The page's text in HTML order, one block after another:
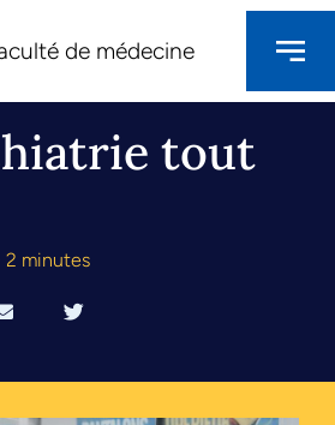
de médecine
tout
2 minutes